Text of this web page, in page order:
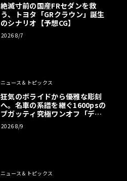
絶滅寸前の国産FRセダンを救
う、トヨタ「GRクラウン」誕生
のシナリオ【予想CG】
2026 8/7
ニュース＆トピックス
狂気のボライドから優雅な彫刻
へ。名車の系譜を継ぐ1600psの
ブガッティ究極ワンオフ「デス
トリエ」
2026 8/9
ニュース＆トピックス